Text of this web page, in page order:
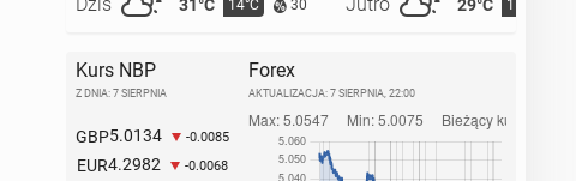
31°C 14°C 30 29°C 15°C
Kurs NBP
Z DNIA: 7 SIERPNIA
GBP5.0134 -0.0085
EUR4.2982 -0.0068
Forex
AKTUALIZACJA: 7 SIERPNIA, 22:00